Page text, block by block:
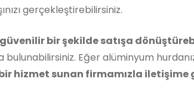
gerçekleştirebilirsiniz.
güvenilir bir şekilde satışa
Eğer alüminyum
hizmet sunan firmamızla iletişime